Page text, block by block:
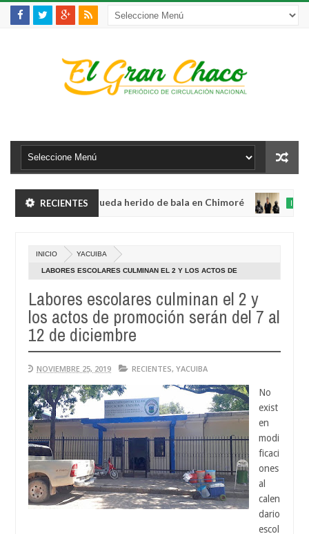
RECIENTES
robo y queda herido de bala en Chimoré
robo y queda herido de bala en Chimoré
Aug
2026
0
a 12 ministerios y concentra competencias estratégicas
INICIO YACUIBA
LABORES ESCOLARES CULMINAN EL 2 Y LOS ACTOS DE
Labores escolares culminan el 2 y
los actos de promoción serán del 7 al
12 de diciembre
NOVIEMBRE 25, 2019 RECIENTES, YACUIBA
No
exist
en
modi
ficaci
ones
al
calen
dario
escol